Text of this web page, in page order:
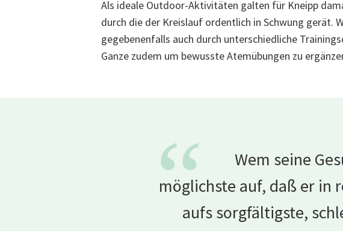
Als ideale Outdoor-Aktivitäten galten für Kneipp
durch die der Kreislauf ordentlich in Schwung
gegebenenfalls auch durch unterschiedliche
Ganze zudem um bewusste Atemübungen zu
“
Wem seine
möglichste auf, daß er in
aufs sorgfältigste,